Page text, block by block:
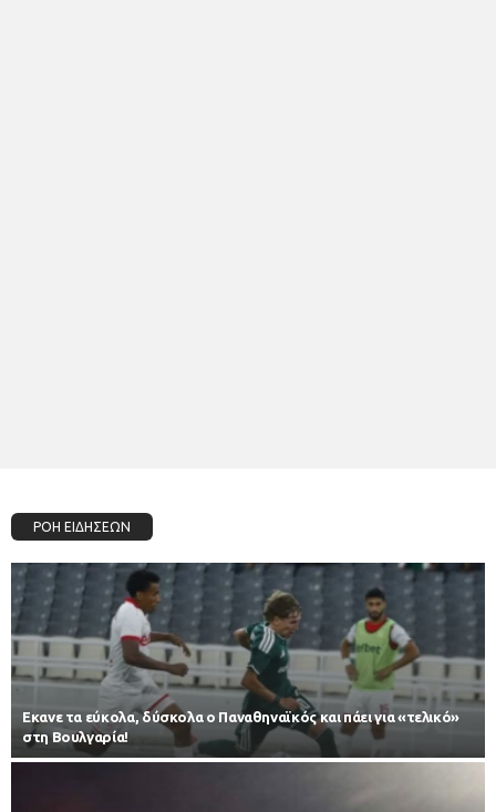
ΡΟΗ ΕΙΔΗΣΕΩΝ
Εκανε τα εύκολα, δύσκολα ο Παναθηναϊκός και πάει για «τελικό»
στη Βουλγαρία!